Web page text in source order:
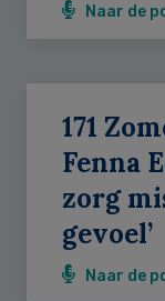
Naar de
171
Fenna
zorg
gevoel’
Naar de